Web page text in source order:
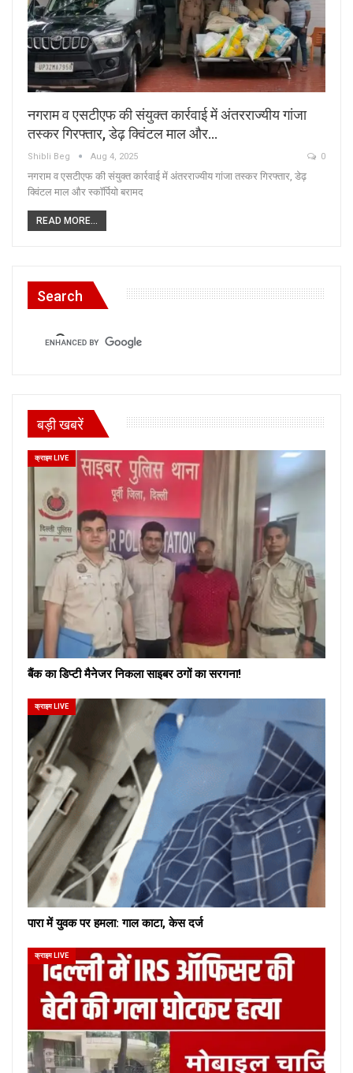
नगराम व एसटीएफ की संयुक्त कार्रवाई में अंतरराज्यीय गांजा
तस्कर गिरफ्तार, डेढ़ क्विंटल माल और…
Shibli Beg Aug 4, 2025 0
नगराम व एसटीएफ की संयुक्त कार्रवाई में अंतरराज्यीय गांजा तस्कर गिरफ्तार, डेढ़
क्विंटल माल और स्कॉर्पियो बरामद
READ MORE...
Search
बड़ी खबरें
क्राइम LIVE
बैंक का डिप्टी मैनेजर निकला साइबर ठगों का सरगना!
क्राइम LIVE
पारा में युवक पर हमला: गाल काटा, केस दर्ज
क्राइम LIVE